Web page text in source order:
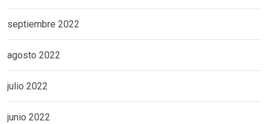
septiembre 2022
agosto 2022
julio 2022
junio 2022